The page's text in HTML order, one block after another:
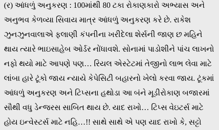
(ર) આંધળું અનુકરણ : 100માંથી 80 ટકા રોકાણકારો અભ્યાસ અને
અનુભવ કેળવ્યા સિવાય માત્ર આંધળું અનુકરણ કરે છે. રાકેશ
ઝુનઝુનવાલાએ ફલાણી કંપનીના ખરીદેલા શેર્સની જાણ છ મહિને
થાય ત્યારે ભાઇસાહેબ ઓર્ડર નોંધાવશે. સોનામાં પાડોશીને પાંચ લાખનો
નફો થયો માટે આપણે પણ… રિયલ એસ્ટેટમાં તેજીનો લાભ લેવા માટે
લાંબા હારે ટૂંકો જાય ન્યાયે કેપેસિટી બહારનો ખેલો કરવા જાય. ટૂંકમાં
આંધળું અનુકરણ અને ટિપ્સના હથોડા આ બંને મૂડીરોકાણ બજારમાં
સૌથી વધુ ડેન્જરસ સાબિત થાય છે. યાદ રાખો… ટિપ્સ વેઇટર્સ માટે
હોય ઇન્વેસ્ટર્સ માટે નહિ…!! સાથે સાથે એ પણ યાદ રાખો કે, સટ્ટો